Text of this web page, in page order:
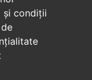
și condiții